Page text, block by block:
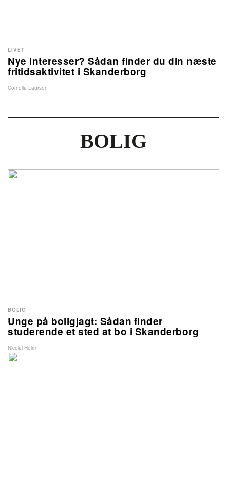
Nye interesser? Sådan finder du din næste
fritidsaktivitet i Skanderborg
LIVET
Cornelia Laursen
BOLIG
Unge på boligjagt: Sådan finder
studerende et sted at bo i Skanderborg
BOLIG
Nicolai Holm